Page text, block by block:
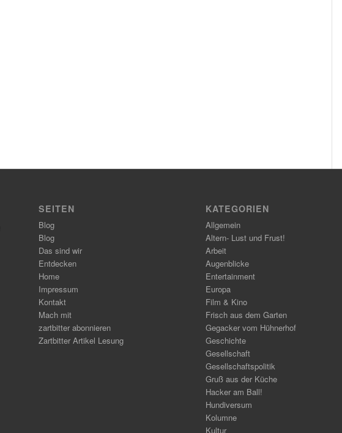
SEITEN
Blog
Blog
Das sind wir
Entdecken
Home
Impressum
Kontakt
Mach mit
zartbitter abonnieren
Zartbitter Artikel Lesung
KATEGORIEN
Allgemein
Altern- Lust und Frust!
Arbeit
Augenblicke
Entertainment
Europa
Film & Kino
Frisch aus dem Garten
Gegacker vom Hühnerhof
Geschichte
Gesellschaft
Gesellschaftspolitik
Gruß aus der Küche
Hacker am Ball!
Hundiversum
Kolumne
Kultur